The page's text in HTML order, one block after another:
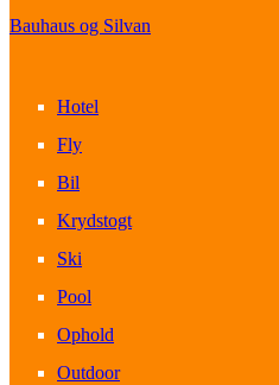
Bauhaus og Silvan
Hotel
Fly
Bil
Krydstogt
Ski
Pool
Ophold
Outdoor